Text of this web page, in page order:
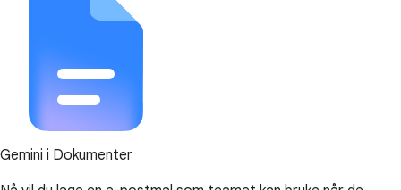
Gemini i Dokumenter